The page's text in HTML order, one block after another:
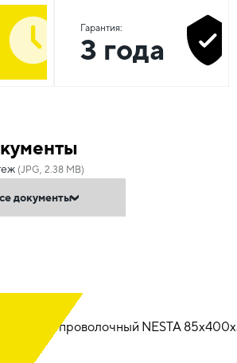
Гарантия:
3 года
(JPG, 2.38 MB)
документы